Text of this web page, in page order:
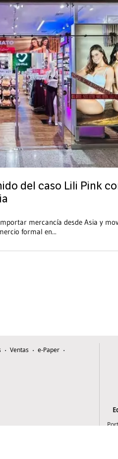
del caso Lili Pink
mercancía desde Asia y
formal en...
Ventas
e-Paper